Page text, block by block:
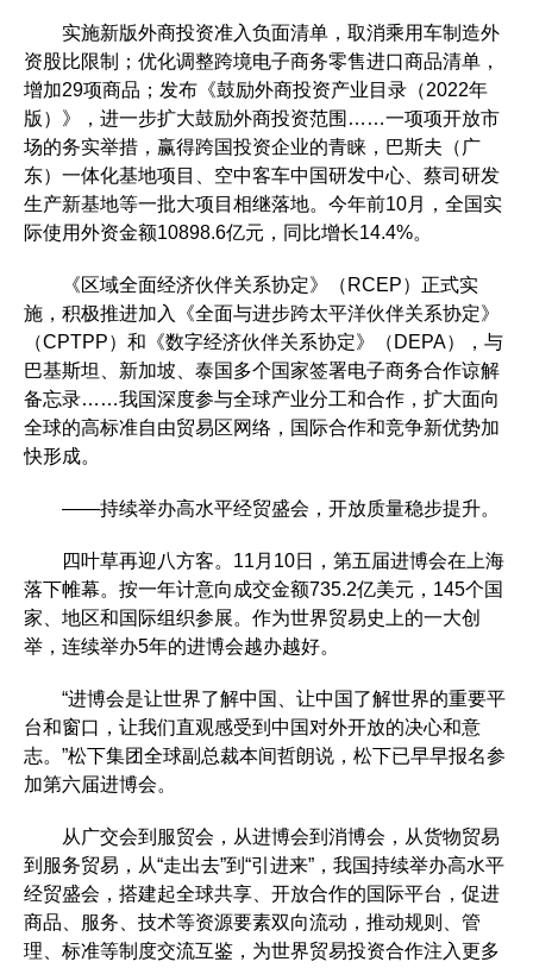
实施新版外商投资准入负面清单，取消乘用车制造外
资股比限制；优化调整跨境电子商务零售进口商品清单，
增加29项商品；发布《鼓励外商投资产业目录（2022年
版）》，进一步扩大鼓励外商投资范围……一项项开放市
场的务实举措，赢得跨国投资企业的青睐，巴斯夫（广
东）一体化基地项目、空中客车中国研发中心、蔡司研发
生产新基地等一批大项目相继落地。今年前10月，全国实
际使用外资金额10898.6亿元，同比增长14.4%。
《区域全面经济伙伴关系协定》（RCEP）正式实
施，积极推进加入《全面与进步跨太平洋伙伴关系协定》
（CPTPP）和《数字经济伙伴关系协定》（DEPA），与
巴基斯坦、新加坡、泰国多个国家签署电子商务合作谅解
备忘录……我国深度参与全球产业分工和合作，扩大面向
全球的高标准自由贸易区网络，国际合作和竞争新优势加
快形成。
——持续举办高水平经贸盛会，开放质量稳步提升。
四叶草再迎八方客。11月10日，第五届进博会在上海
落下帷幕。按一年计意向成交金额735.2亿美元，145个国
家、地区和国际组织参展。作为世界贸易史上的一大创
举，连续举办5年的进博会越办越好。
“进博会是让世界了解中国、让中国了解世界的重要平
台和窗口，让我们直观感受到中国对外开放的决心和意
志。”松下集团全球副总裁本间哲朗说，松下已早早报名参
加第六届进博会。
从广交会到服贸会，从进博会到消博会，从货物贸易
到服务贸易，从“走出去”到“引进来”，我国持续举办高水平
经贸盛会，搭建起全球共享、开放合作的国际平台，促进
商品、服务、技术等资源要素双向流动，推动规则、管
理、标准等制度交流互鉴，为世界贸易投资合作注入更多